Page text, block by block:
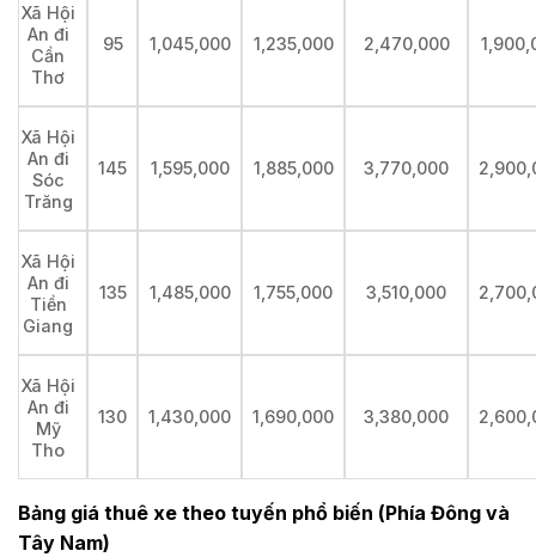
Xã Hội
An đi
Cần
Thơ
95 1,045,000 1,235,000 2,470,000
Xã Hội
An đi
Sóc
Trăng
145 1,595,000 1,885,000 3,770,000
Xã Hội
An đi
Tiền
Giang
135 1,485,000 1,755,000 3,510,000
Xã Hội
An đi
Mỹ
Tho
130 1,430,000 1,690,000 3,380,000
Bảng giá thuê xe theo tuyến phổ biến (Phía Đông và
Tây Nam)